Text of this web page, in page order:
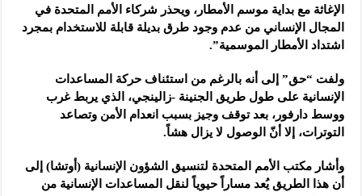
الإغاثة مع بداية موسم الأمطار، ويحذر شركاء الأمم المتحدة في
‏المجال الإنساني من عدم وجود طرق بديلة قابلة للاستخدام بمجرد
اشتداد الأمطار ‏الموسمية”.‏
ولفت “حق” إلى أنه بالرغم من استئناف حركة المساعدات
الإنسانية على طول طريق ‏الجنينة -زالينجي، الذي يربط غرب
ووسط دارفور، بعد توقف وجيز بسبب انعدام الأمن ‏وتصاعد
التوترات، إلا أنّ الوصول لا يزال هشاً. ‏
وأشار مكتب الأمم المتحدة لتنسيق الشؤون الإنسانية (أوتشا) إلى
أن هذا الطريق يُعد ‏مساراً حيوياً لنقل المساعدات الإنسانية من